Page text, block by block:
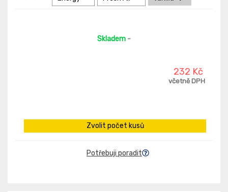
Skladem -
232 Kč
včetně DPH
Zvolit počet kusů
Potřebuji poradit